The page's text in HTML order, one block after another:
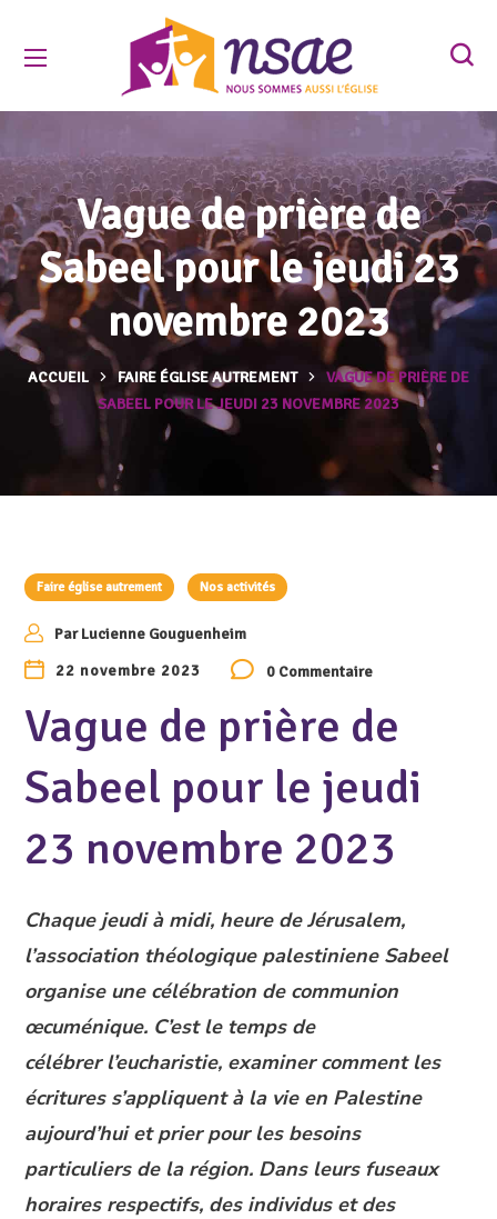
Vague de prière de
Sabeel pour le jeudi 23
novembre 2023
ACCUEIL FAIRE ÉGLISE AUTREMENT
VAGUE DE PRIÈRE DE
SABEEL POUR LE JEUDI 23 NOVEMBRE 2023
Faire église autrement Nos activités
ParLucienne Gouguenheim
22 novembre 2023
0 Commentaire
Vague de prière de
Sabeel pour le jeudi
23 novembre 2023
Chaque jeudi à midi, heure de Jérusalem,
l’association théologique palestiniene Sabeel
organise une célébration de communion
œcuménique. C’est le temps de
célébrer l’eucharistie, examiner comment les
écritures s’appliquent à la vie en Palestine
aujourd’hui et prier pour les besoins
particuliers de la région. Dans leurs fuseaux
horaires respectifs, des individus et des